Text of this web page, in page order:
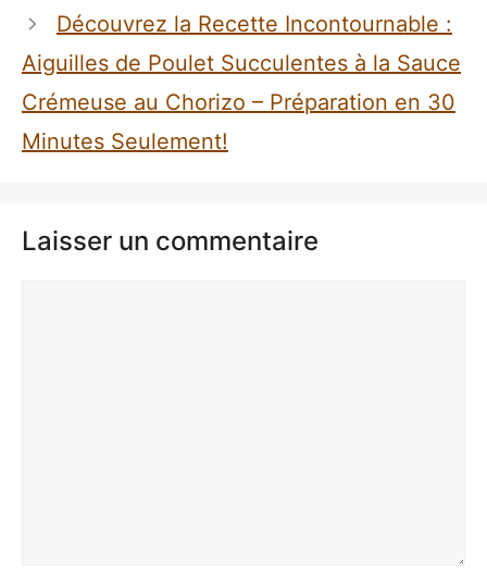
Découvrez la Recette Incontournable :
Aiguilles de Poulet Succulentes à la Sauce
Crémeuse au Chorizo – Préparation en 30
Minutes Seulement!
Laisser un commentaire